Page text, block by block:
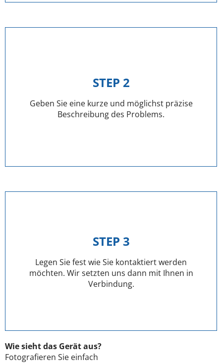
STEP 2
Geben Sie eine kurze und möglichst präzise
Beschreibung des Problems.
STEP 3
Legen Sie fest wie Sie kontaktiert werden
möchten. Wir setzten uns dann mit Ihnen in
Verbindung.
Wie sieht das Gerät aus?
Fotografieren Sie einfach